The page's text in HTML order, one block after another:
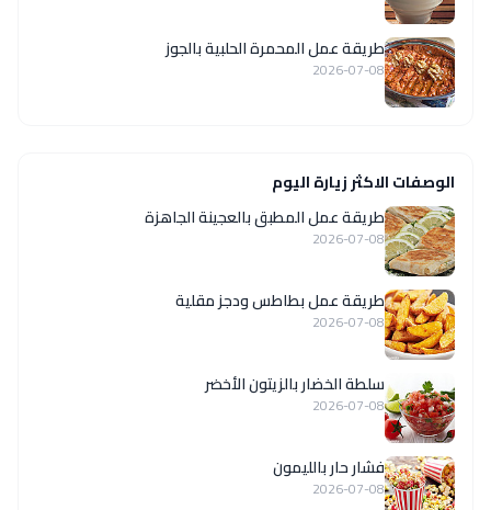
طريقة عمل المحمرة الحلبية بالجوز
2026-07-08
الوصفات الاكثر زيارة اليوم
طريقة عمل المطبق بالعجينة الجاهزة
2026-07-08
طريقة عمل بطاطس ودجز مقلية
2026-07-08
سلطة الخضار بالزيتون الأخضر
2026-07-08
فشار حار بالليمون
2026-07-08